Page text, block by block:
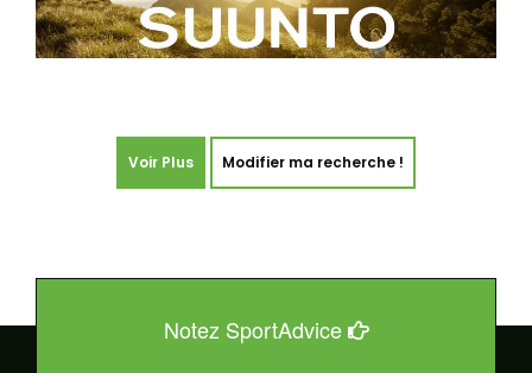
Voir Plus Modifier ma recherche !
Notez SportAdvice